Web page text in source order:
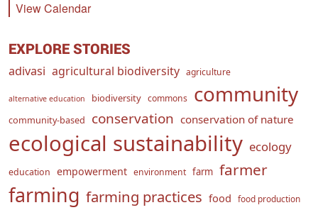
View Calendar
EXPLORE STORIES
adivasi agricultural biodiversity agriculture
alternative education biodiversity commons community
community-based conservation conservation of nature
ecological sustainability ecology
education empowerment environment farm farmer
farming farming practices food food production